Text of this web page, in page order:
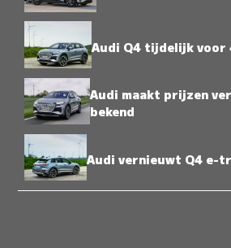
Audi Q4 tijdelijk voor
Audi maakt prijzen
bekend
Audi vernieuwt Q4 e-